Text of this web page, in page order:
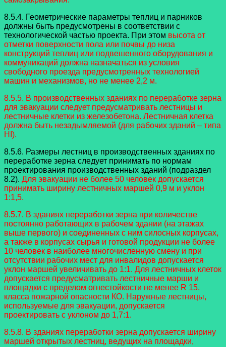
8.5.4. Геометрические параметры теплиц и парников
должны быть предусмотрены в соответствии с
технологической частью проекта. При этом высота от
отметки поверхности пола или почвы до низа
конструкций теплиц или подвешенного оборудования и
коммуникаций должна назначаться из условия
свободного проезда предусмотренных технологией
машин и механизмов, но не менее 2,2 м.
8.5.5. В производственных зданиях по переработке зерна
для эвакуации следует предусматривать лестницы и
лестничные клетки из железобетона. Лестничная клетка
должна быть незадымляемой (для рабочих зданий – типа
HI).
8.5.6. Размеры лестниц в производственных зданиях по
переработке зерна следует принимать по нормам
проектирования производственных зданий (подраздел
8.2). Для эвакуации не более 50 человек допускается
принимать ширину лестничных маршей 0,9 м и уклон
1:1,5.
8.5.7. В зданиях переработки зерна при количестве
постоянно работающих в рабочем здании (на этажах
выше первого) и соединенных с ним силосных корпусах,
а также в корпусах сырья и готовой продукции не более
10 человек в наиболее многочисленную смену и при
отсутствии рабочих мест для инвалидов допускается
уклон маршей увеличивать до 1:1. Для лестничных клеток
допускается предусматривать лестничные марши и
площадки с пределом огнестойкости не менее R 15,
класса пожарной опасности КО. Наружные лестницы,
используемые для эвакуации, допускается
проектировать с уклоном до 1,7:1.
8.5.8. В зданиях переработки зерна допускается ширину
маршей открытых лестниц, ведущих на площадки,